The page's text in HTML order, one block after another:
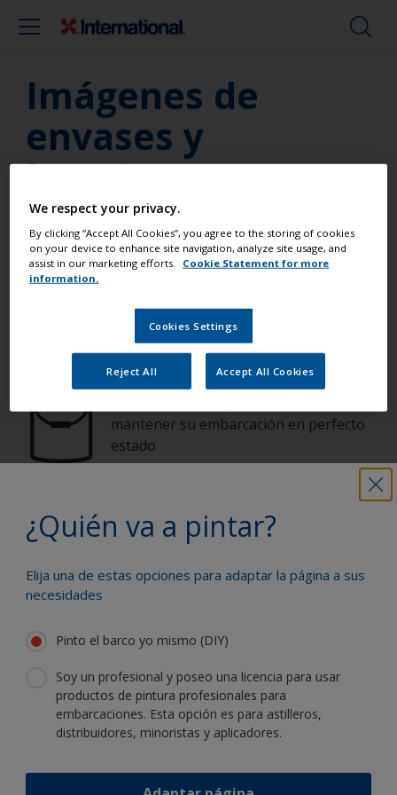
Imágenes de
envases y
logotipos
Descargue las imágenes más recientes de envases y
logotipos
¿Quién va a pintar?
Elija una de estas opciones para adaptar la página a sus
necesidades
Pinto el barco yo mismo (DIY)
Soy un profesional y poseo una licencia para usar
productos de pintura profesionales para
embarcaciones. Esta opción es para astilleros,
distribuidores, minoristas y aplicadores.
Pinte su embarcación como un
profesional
mantener su embarcación en perfecto
estado
Obtenga toda la ayuda necesaria para
pintar con confianza
We respect your privacy.
By clicking “Accept All Cookies”, you agree to the storing of cookies
on your device to enhance site navigation, analyze site usage, and
assist in our marketing efforts.
Cookie Statement for more
information.
Cookies Settings
Reject All Accept All Cookies